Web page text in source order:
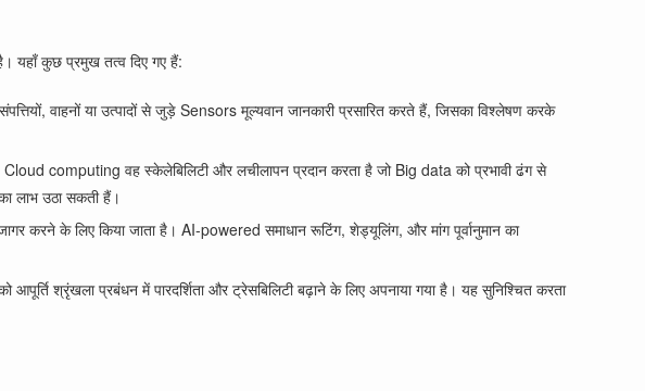
यहाँ कुछ प्रमुख तत्व दिए गए हैं:
वाहनों या उत्पादों से जुड़े Sensors मूल्यवान जानकारी प्रसारित करते हैं, जिसका विश्लेषण करके
computing वह स्केलेबिलिटी और लचीलापन प्रदान करता है जो Big data को प्रभावी ढंग से
लाभ उठा सकती हैं।
करने के लिए किया जाता है। AI-powered समाधान रूटिंग, शेड्यूलिंग, और मांग पूर्वानुमान का
श्रृंखला प्रबंधन में पारदर्शिता और ट्रेसबिलिटी बढ़ाने के लिए अपनाया गया है। यह सुनिश्चित करता